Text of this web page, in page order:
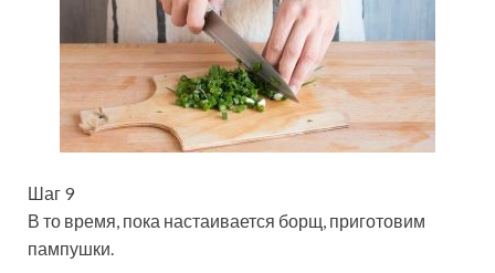
Шаг 9
В то время, пока настаивается борщ, приготовим
пампушки.